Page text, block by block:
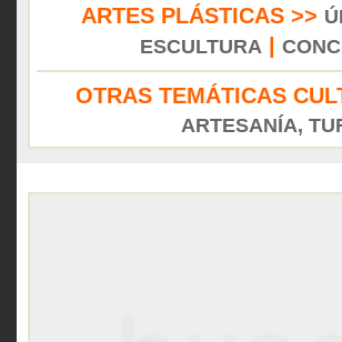
ARTES PLÁSTICAS >>
ESCULTURA
OTRAS TEMÁTICAS
ARTESANÍA,